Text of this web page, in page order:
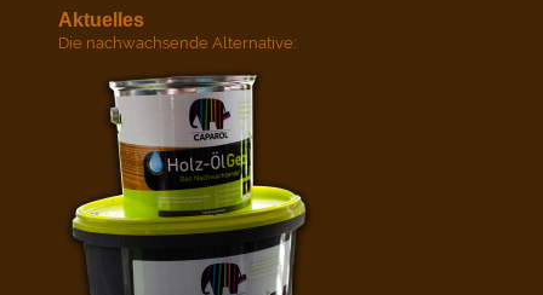
Aktuelles
Die nachwachsende Alternative: